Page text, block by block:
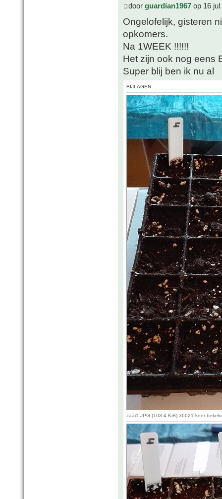
door guardian1967 op 16 jul
Ongelofelijk, gisteren
opkomers.
Na 1WEEK !!!!!!
Het zijn ook nog eens
Super blij ben ik nu al
BIJLAGEN
zaai1.JPG (103.4 KiB) 36021 keer